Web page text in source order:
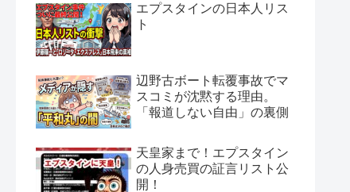
エプスタインの日本人リス
ト
辺野古ボート転覆事故でマ
スコミが沈黙する理由。
「報道しない自由」の裏側
天皇家まで！エプスタイン
の人身売買の証言リスト公
開！